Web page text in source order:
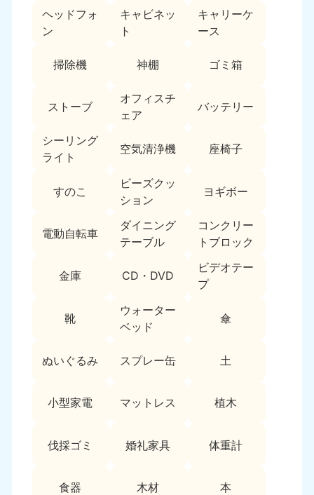
ヘッドフォ
ン
キャビネッ
ト
キャリーケ
ース
掃除機 神棚 ゴミ箱
ストーブ
オフィスチ
ェア
バッテリー
シーリング
ライト
空気清浄機 座椅子
すのこ
ビーズクッ
ション
ヨギボー
電動自転車
ダイニング
テーブル
コンクリー
トブロック
金庫 CD・DVD
ビデオテー
プ
靴
ウォーター
ベッド
傘
ぬいぐるみ スプレー缶 土
小型家電 マットレス 植木
伐採ゴミ 婚礼家具 体重計
食器 木材 本
福島県
050-1881-5271
東京都
050-1881-5265
9:00〜19:00 年中無休
神奈川県
050-1881-5268
9:00〜19:00 年中無休
050-1881-5266
9:00〜19:00 年中無休
栃木県
050-1881-5270
茨城県
050-1881-5269
9:00〜19:00 年中無休
050-1881-5267
9:00〜19:00 年中無休
050-1881-5255
9:00〜19:00 年中無休
050-1881-5259
9:00〜19:00 年中無休
静岡県 長野県